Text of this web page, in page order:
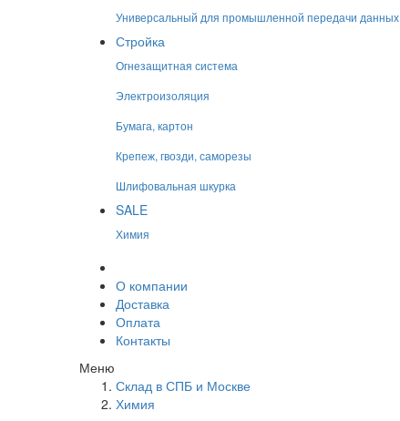
Универсальный для промышленной передачи данных
Стройка
Огнезащитная система
Электроизоляция
Бумага, картон
Крепеж, гвозди, саморезы
Шлифовальная шкурка
SALE
Химия
О компании
Доставка
Оплата
Контакты
Меню
Склад в СПБ и Москве
Химия